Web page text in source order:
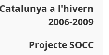
a l'hivern
2006-2009
Projecte SOCC